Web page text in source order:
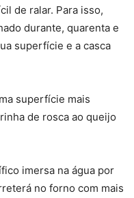
de ralar. Para isso,
durante, quarenta e
superfície e a casca
superfície mais
de rosca ao queijo
imersa na água por
no forno com mais